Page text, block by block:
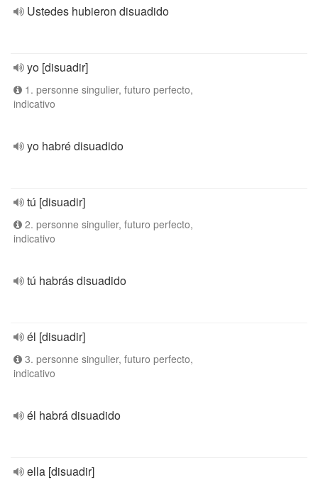
Ustedes hubieron disuadido
yo [disuadir]
1. personne singulier, futuro perfecto,
indicativo
yo habré disuadido
tú [disuadir]
2. personne singulier, futuro perfecto,
indicativo
tú habrás disuadido
él [disuadir]
3. personne singulier, futuro perfecto,
indicativo
él habrá disuadido
ella [disuadir]